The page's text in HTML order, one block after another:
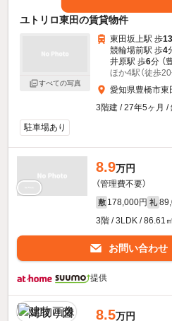
ユトリロ東田の賃貸物件
すべての写真
東田坂上駅 歩13
競輪場前駅 歩4
井原駅 歩6分 （
ほか4駅（徒歩20
愛知県豊橋市東
3階建 / 27年5ヶ月 /
駐車場あり
8.9万円
（管理費不要）
敷 178,000円 礼
3階 / 3LDK / 86.61㎡
お問い合わせ
提供
8.5万円